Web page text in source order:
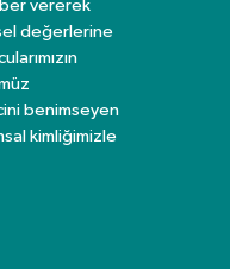
vererek
değerlerine
benimseyen
kimliğimizle